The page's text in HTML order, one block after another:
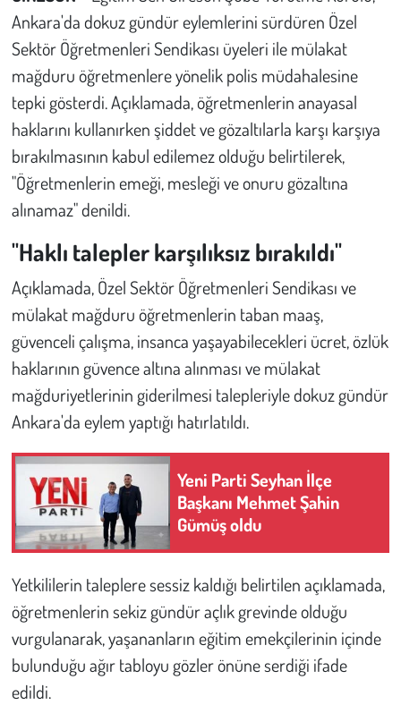
Ankara'da dokuz gündür eylemlerini sürdüren Özel
Sektör Öğretmenleri Sendikası üyeleri ile mülakat
mağduru öğretmenlere yönelik polis müdahalesine
tepki gösterdi. Açıklamada, öğretmenlerin anayasal
haklarını kullanırken şiddet ve gözaltılarla karşı karşıya
bırakılmasının kabul edilemez olduğu belirtilerek,
"Öğretmenlerin emeği, mesleği ve onuru gözaltına
alınamaz" denildi.
"Haklı talepler karşılıksız bırakıldı"
Açıklamada, Özel Sektör Öğretmenleri Sendikası ve
mülakat mağduru öğretmenlerin taban maaş,
güvenceli çalışma, insanca yaşayabilecekleri ücret, özlük
haklarının güvence altına alınması ve mülakat
mağduriyetlerinin giderilmesi talepleriyle dokuz gündür
Ankara'da eylem yaptığı hatırlatıldı.
Yeni Parti Seyhan İlçe
Başkanı Mehmet Şahin
Gümüş oldu
Yetkililerin taleplere sessiz kaldığı belirtilen açıklamada,
öğretmenlerin sekiz gündür açlık grevinde olduğu
vurgulanarak, yaşananların eğitim emekçilerinin içinde
bulunduğu ağır tabloyu gözler önüne serdiği ifade
edildi.
İnsan Hakları
Hayvan Hakları
Çevre
Galeri
Günün İçinden
Vefat İlanları
Tarih
Hukuk
Tarım
Son Dakika
Kent
Eğlence